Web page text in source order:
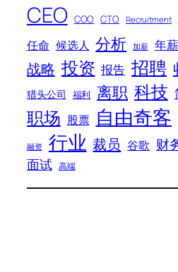
CEO COO CTO Recruitment
任命 候选人 分析 加薪 年薪
战略 投资 报告 招聘
猎头公司 福利 离职 科技
职场 股票 自由奇客
融资 行业 裁员 谷歌 财
面试 高端